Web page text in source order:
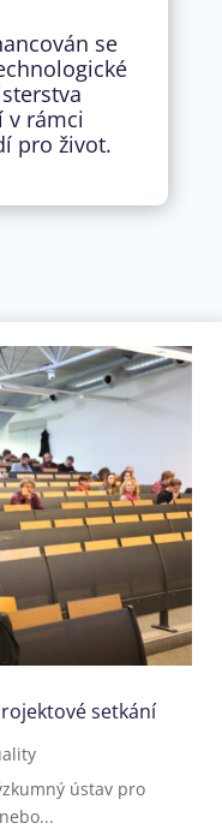
se
v rámci
pro život.
setkání
ústav pro